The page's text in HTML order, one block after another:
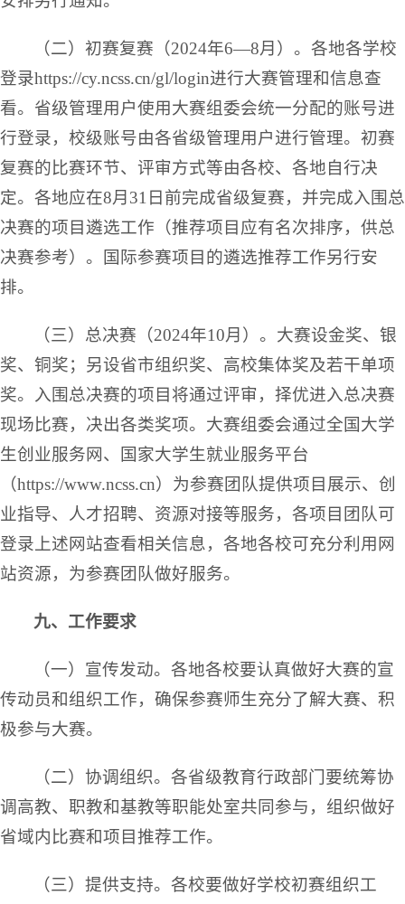
（二）初赛复赛（2024年6—8月）。各地各学校
登录https://cy.ncss.cn/gl/login进行大赛管理和信息查
看。省级管理用户使用大赛组委会统一分配的账号进
行登录，校级账号由各省级管理用户进行管理。初赛
复赛的比赛环节、评审方式等由各校、各地自行决
定。各地应在8月31日前完成省级复赛，并完成入围总
决赛的项目遴选工作（推荐项目应有名次排序，供总
决赛参考）。国际参赛项目的遴选推荐工作另行安
排。
（三）总决赛（2024年10月）。大赛设金奖、银
奖、铜奖；另设省市组织奖、高校集体奖及若干单项
奖。入围总决赛的项目将通过评审，择优进入总决赛
现场比赛，决出各类奖项。大赛组委会通过全国大学
生创业服务网、国家大学生就业服务平台
（https://www.ncss.cn）为参赛团队提供项目展示、创
业指导、人才招聘、资源对接等服务，各项目团队可
登录上述网站查看相关信息，各地各校可充分利用网
站资源，为参赛团队做好服务。
九、工作要求
（一）宣传发动。各地各校要认真做好大赛的宣
传动员和组织工作，确保参赛师生充分了解大赛、积
极参与大赛。
（二）协调组织。各省级教育行政部门要统筹协
调高教、职教和基教等职能处室共同参与，组织做好
省域内比赛和项目推荐工作。
（三）提供支持。各校要做好学校初赛组织工